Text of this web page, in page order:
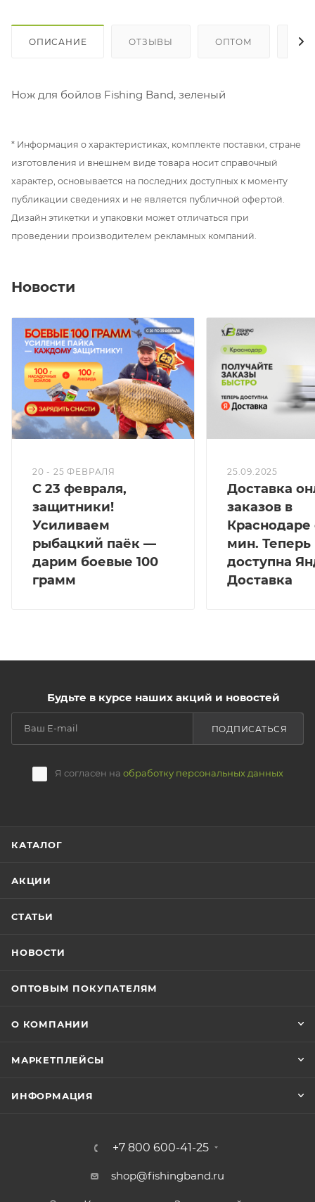
ОПИСАНИЕ ОТЗЫВЫ ОПТОМ
Нож для бойлов Fishing Band, зеленый
* Информация о характеристиках, комплекте поставки, стране
изготовления и внешнем виде товара носит справочный
характер, основывается на последних доступных к моменту
публикации сведениях и не является публичной офертой.
Дизайн этикетки и упаковки может отличаться при
проведении производителем рекламных компаний.
Новости
20 - 25 ФЕВРАЛЯ
С 23 февраля,
защитники!
Усиливаем
рыбацкий паёк —
дарим боевые 100
грамм
25.09.2025
Доставка
заказов в
Краснодаре
мин. Теперь
доступна
Доставка
Будьте в курсе наших акций и новостей
Я согласен на обработку персональных данных
ПОДПИСАТЬСЯ
КАТАЛОГ
АКЦИИ
СТАТЬИ
НОВОСТИ
ОПТОВЫМ ПОКУПАТЕЛЯМ
О КОМПАНИИ
МАРКЕТПЛЕЙСЫ
ИНФОРМАЦИЯ
+7 800 600-41-25
shop@fishingband.ru